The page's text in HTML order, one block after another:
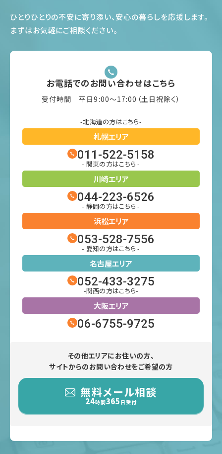
ひとりひとりの不安に寄り添い、安心の暮らしを応援します。
まずはお気軽にご相談ください。
お電話でのお問い合わせはこちら
受付時間 平日9:00〜17:00（土日祝除く）
-北海道の方はこちら-
札幌エリア
011-522-5158
- 関東の方はこちら -
川崎エリア
044-223-6526
- 静岡の方はこちら -
浜松エリア
053-528-7556
- 愛知の方はこちら -
名古屋エリア
052-433-3275
-関西の方はこちら-
大阪エリア
06-6755-9725
その他エリアにお住いの方、
サイトからのお問い合わせをご希望の方
無料メール相談
24時間365 日受付